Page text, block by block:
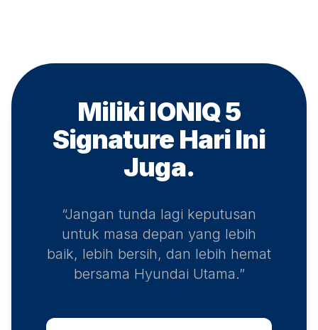
Miliki IONIQ 5
Signature Hari Ini
Juga.
“Jangan tunda lagi keputusan
untuk masa depan yang lebih
baik, lebih bersih, dan lebih hemat
bersama Hyundai Utama.”